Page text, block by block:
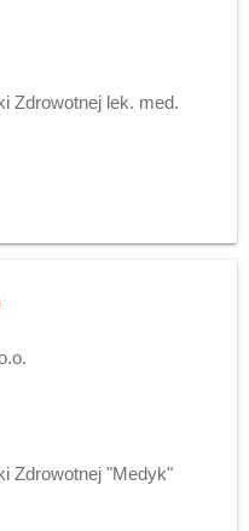
Zdrowotnej lek. med.
Zdrowotnej "Medyk"